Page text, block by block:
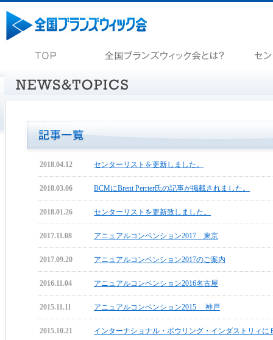
2018.04.12 センターリストを更新しました。
2018.03.06 BCMにBrent Perrier氏の記事が掲載されました。
2018.01.26 センターリストを更新致しました。
2017.11.08 アニュアルコンベンション2017 東京
2017.09.20 アニュアルコンベンション2017のご案内
2016.11.04 アニュアルコンベンション2016名古屋
2015.11.11 アニュアルコンベンション2015 神戸
2015.10.21 インターナショナル・ボウリング・インダストリィ